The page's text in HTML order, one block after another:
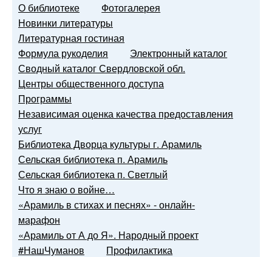
О библиотеке
Фотогалерея
Новинки литературы
Литературная гостиная
Формула рукоделия
Электронный каталог
Сводный каталог Свердловской обл.
Центры общественного доступа
Программы
Независимая оценка качества предоставления
услуг
Библиотека Дворца культуры г. Арамиль
Сельская библиотека п. Арамиль
Сельская библиотека п. Светлый
Что я знаю о войне…
«Арамиль в стихах и песнях» - онлайн-
марафон
«Арамиль от А до Я». Народный проект
#НашЧуманов
Профилактика